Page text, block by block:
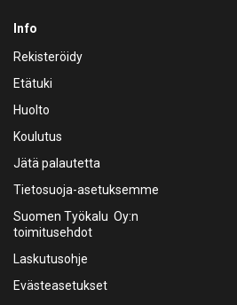
Info
Rekisteröidy
Etätuki
Huolto
Koulutus
Jätä palautetta
Tietosuoja-asetuksemme
Suomen Työkalu Oy:n
toimitusehdot
Laskutusohje
Evästeasetukset